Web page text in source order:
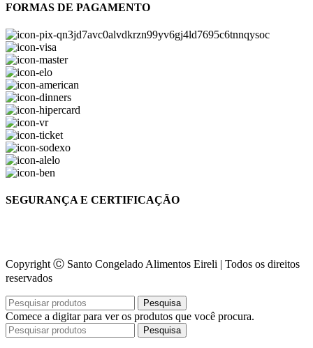
FORMAS DE PAGAMENTO
SEGURANÇA E CERTIFICAÇÃO
Copyright Ⓒ Santo Congelado Alimentos Eireli | Todos os direitos
reservados
Pesquisa
Comece a digitar para ver os produtos que você procura.
Pesquisa